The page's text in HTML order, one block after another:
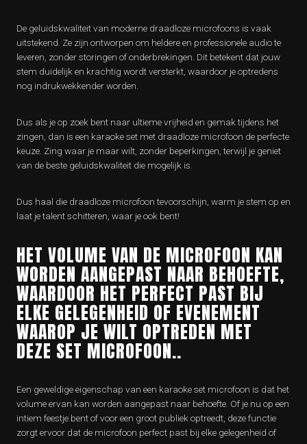
De geluidskwaliteit van moderne draadloze microfoons is vaak
uitstekend. Ze zijn ontworpen om heldere en professionele audio te
leveren, zonder storingen of onderbrekingen. Dit betekent dat jouw
stem duidelijk en krachtig wordt versterkt, waardoor je optredens
nog indrukwekkender worden.
Dus als je op zoek bent naar ultieme vrijheid en gemak tijdens het
zingen, dan is een karaoke set met draadloze microfoon de perfecte
keuze. Zing waar je maar wilt, zonder beperkingen, terwijl je geniet
van de beste geluidskwaliteit die mogelijk is.
Dus haal die draadloze microfoon tevoorschijn, warm je stem op en
laat je talent schitteren, waar je ook bent!
HET VOLUME VAN DE MICROFOON KAN
WORDEN AANGEPAST NAAR BEHOEFTE,
WAARDOOR HET PERFECT PAST BIJ
ELKE GELEGENHEID OF EVENEMENT
WAAROP JE WILT OPTREDEN MET
DEZE SET MICROFOON..
Een geweldige eigenschap van een karaoke set microfoon is dat het
volume ervan kan worden aangepast naar behoefte. Of je nu op een
intiem feestje bent of voor een groot publiek optreedt, deze functie
zorgt ervoor dat de microfoon perfect past bij elke gelegenheid of